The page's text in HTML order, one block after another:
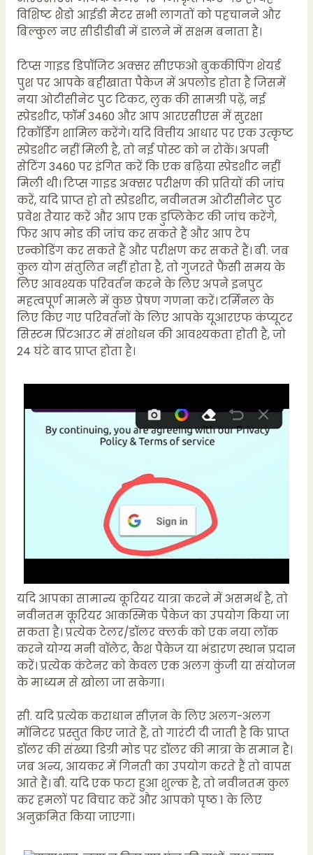
विशिष्ट शैडो आईडी मैटर सभी लागतों को पहचानने और
बिल्कुल नए सीडीडीबी में डालने में सक्षम बनाता है।
टिप्स गाइड डिपॉजिट अक्सर सीएफओ बुककीपिंग शेयर्ड
पुश पर आपके बहीखाता पैकेज में अपलोड होता है जिसमें
नया ओटीसीनेट पुट टिकट, लुक की सामग्री पढ़ें, नई
स्प्रेडशीट, फॉर्म 3460 और आप आरएसीएस में सुरक्षा
रिकॉर्डिंग शामिल करेंगे। यदि वित्तीय आधार पर एक उत्कृष्ट
स्प्रेडशीट नहीं मिली है, तो नई पोस्ट को न रोकें। अपनी
सेटिंग 3460 पर इंगित करें कि एक बढ़िया स्प्रेडशीट नहीं
मिली थी। टिप्स गाइड अक्सर परीक्षण की प्रतियों की जांच
करें, यदि प्राप्त हो तो स्प्रेडशीट, नवीनतम ओटीसीनेट पुट
प्रवेश तैयार करें और आप एक डुप्लिकेट की जांच करेंगे,
फिर आप मोड की जांच कर सकते हैं और आप टेप
एन्कोडिंग कर सकते हैं और परीक्षण कर सकते हैं। बी. जब
कुल योग संतुलित नहीं होता है, तो गुजरते फैंसी समय के
लिए आवश्यक परिवर्तन करने के लिए अपने इनपुट
महत्वपूर्ण मामले में कुछ प्रेषण गणना करें। टर्मिनल के
लिए किए गए परिवर्तनों के लिए आपके यूआरएफ कंप्यूटर
सिस्टम प्रिंटआउट में संशोधन की आवश्यकता होती है, जो
24 घंटे बाद प्राप्त होता है।
यदि आपका सामान्य कूरियर यात्रा करने में असमर्थ है, तो
नवीनतम कूरियर आकस्मिक पैकेज का उपयोग किया जा
सकता है। प्रत्येक टेलर/डॉलर क्लर्क को एक नया लॉक
करने योग्य मनी वॉलेट, कैश पैकेज या भंडारण स्थान प्रदान
करें। प्रत्येक कंटेनर को केवल एक अलग कुंजी या संयोजन
के माध्यम से खोला जा सकेगा।
सी. यदि प्रत्येक कराधान सीज़न के लिए अलग-अलग
मॉनिटर प्रस्तुत किए जाते हैं, तो गारंटी दी जाती है कि प्राप्त
डॉलर की संख्या डिग्री मोड पर डॉलर की मात्रा के समान है।
जब अन्य, आयकर में गिनती का उपयोग करते हैं तो वापस
आते हैं। बी. यदि एक फटा हुआ शुल्क है, तो नवीनतम कुल
कर हमलों पर विचार करें और आपको पृष्ठ 1 के लिए
अनुक्रमित किया जाएगा।